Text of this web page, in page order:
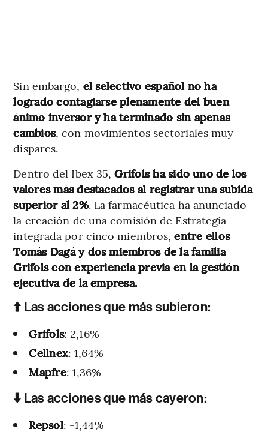
Sin embargo, el selectivo español no ha
logrado contagiarse plenamente del buen
ánimo inversor y ha terminado sin apenas
cambios, con movimientos sectoriales muy
dispares.
Dentro del Ibex 35,Grifols ha sido uno de los
valores más destacados al registrar una subida
superior al 2%. La farmacéutica ha anunciado
la creación de una comisión de Estrategia
integrada por cinco miembros,entre ellos
Tomás Dagá y dos miembros de la familia
Grifols con experiencia previa en la gestión
ejecutiva de la empresa.
⬆️ Las acciones que más subieron:
Grifols: 2,16%
Cellnex: 1,64%
Mapfre: 1,36%
⬇️ Las acciones que más cayeron:
Repsol: -1,44%